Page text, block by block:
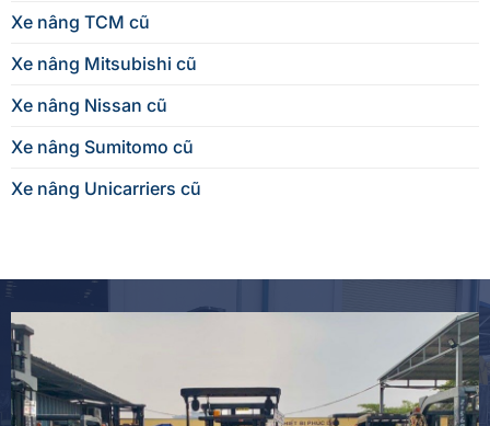
Xe nâng TCM cũ
Xe nâng Mitsubishi cũ
Xe nâng Nissan cũ
Xe nâng Sumitomo cũ
Xe nâng Unicarriers cũ